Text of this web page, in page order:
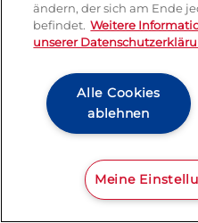
PressemitteilungKontakt
AGB
ändern, der sich am Ende
befindet. Weitere
unserer
Alle Cookies
ablehnen
Meine